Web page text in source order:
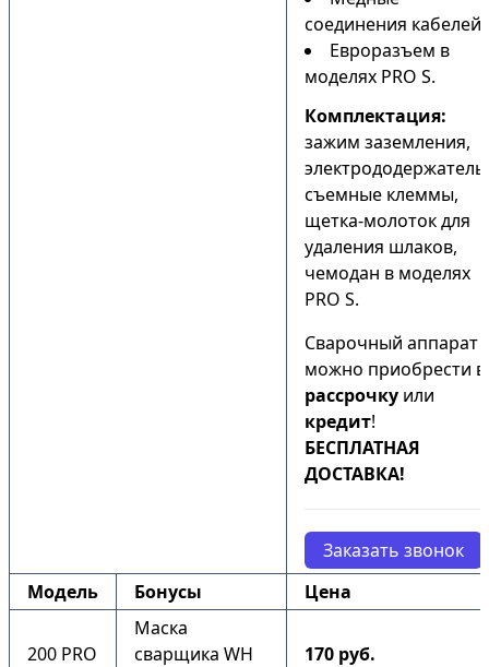
соединения кабелей;
Евроразъем в
моделях PRO S.
Комплектация:
зажим заземления,
электрододержатель,
съемные клеммы,
щетка-молоток для
удаления шлаков,
чемодан в моделях
PRO S.
Сварочный аппарат
можно приобрести в
рассрочку или
кредит!
БЕСПЛАТНАЯ
ДОСТАВКА!
Заказать звонок
Модель
Бонусы Цена
200 PRO
Маска
сварщика WH
170 руб.